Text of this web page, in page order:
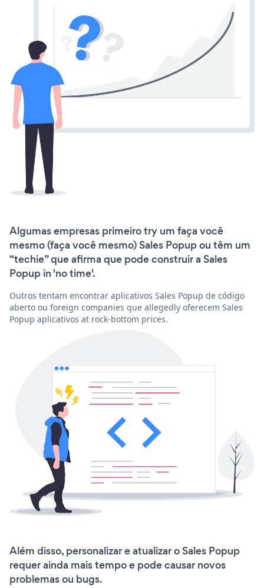
Algumas empresas primeiro try um faça você
mesmo (faça você mesmo) Sales Popup ou têm um
“techie” que afirma que pode construir a Sales
Popup in 'no time'.
Outros tentam encontrar aplicativos Sales Popup de código
aberto ou foreign companies que allegedly oferecem Sales
Popup aplicativos at rock-bottom prices.
Além disso, personalizar e atualizar o Sales Popup
requer ainda mais tempo e pode causar novos
problemas ou bugs.